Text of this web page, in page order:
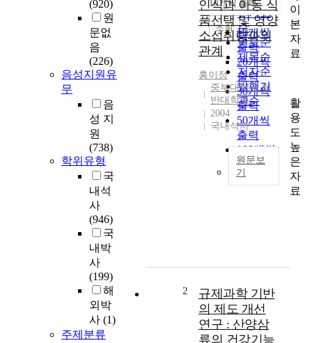
(920)
원
문없
음
(226)
음성지원유
무
음
성 지
원
(738)
학위유형
국
내석
사
(946)
국
내박
사
(199)
해
외박
사 (1)
주제분류
인기도
순
연도순
제목순
저자순
발행기
관순
내림차순
10개씩 출력
10개씩
출력
20개씩
출력
30개씩
출력
50개씩
출력
100개씩
출력
조회
인식과 아동 식
품선택 및 영양
소섭취량과의
관계
홍이정
중부대학교 일
반대학원
2004
국내석사
원문보
기
2
규제과학 기반
의 제도 개선
연구 : 산양삼
류의 건강기능
이
본
자
료
활
용
도
높
은
자
료